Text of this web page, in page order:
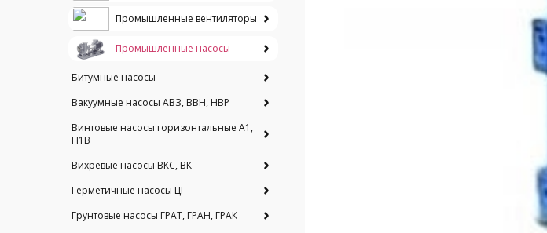
Промышленные вентиляторы
Промышленные насосы
Битумные насосы
Вакуумные насосы АВЗ, ВВН, НВР
Винтовые насосы горизонтальные А1,
Н1В
Вихревые насосы ВКС, ВК
Герметичные насосы ЦГ
Грунтовые насосы ГРАТ, ГРАН, ГРАК